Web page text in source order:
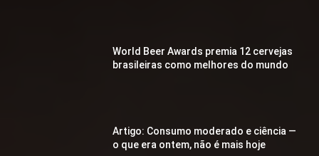
World Beer Awards premia 12 cervejas
brasileiras como melhores do mundo
Artigo: Consumo moderado e ciência —
o que era ontem, não é mais hoje